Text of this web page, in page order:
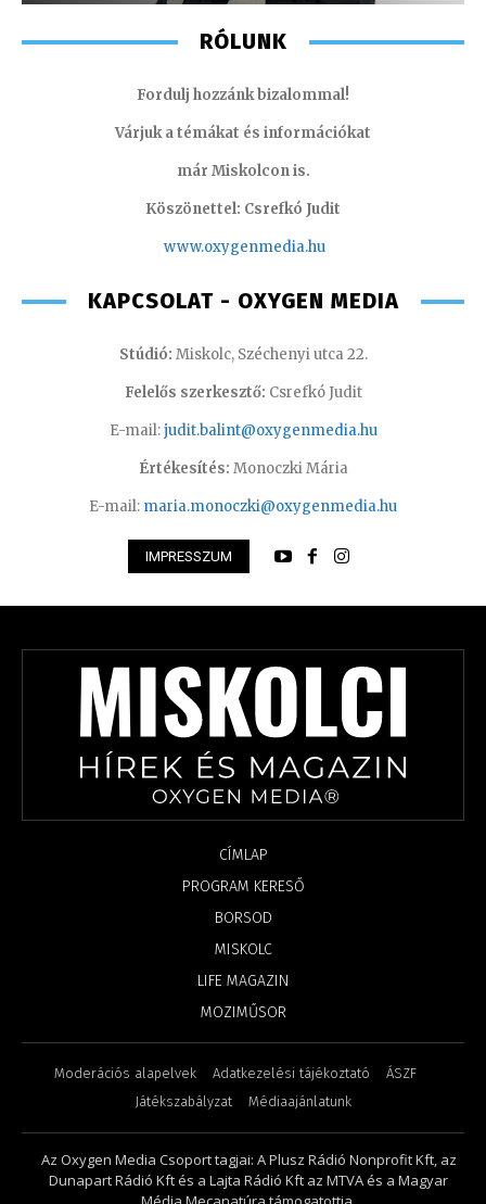
RÓLUNK
Fordulj hozzánk bizalommal!
Várjuk a témákat és információkat
már Miskolcon is.
Köszönettel: Csrefkó Judit
www.oxygenmedia.hu
KAPCSOLAT - OXYGEN MEDIA
Stúdió: Miskolc, Széchenyi utca 22.
Felelős szerkesztő: Csrefkó Judit
E-mail:judit.balint@oxygenmedia.hu
Értékesítés: Monoczki Mária
E-mail: maria.monoczki@oxygenmedia.hu
IMPRESSZUM
CÍMLAP
PROGRAM KERESŐ
BORSOD
MISKOLC
LIFE MAGAZIN
MOZIMŰSOR
Moderációs alapelvek Adatkezelési tájékoztató
ÁSZF
Játékszabályzat
Médiaajánlatunk
Az Oxygen Media Csoport tagjai: A Plusz Rádió Nonprofit Kft, az
Dunapart Rádió Kft és a Lajta Rádió Kft az MTVA és a Magyar